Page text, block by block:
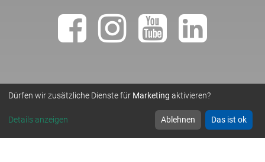
Dürfen wir zusätzliche Dienste für Marketing aktivieren?
Details anzeigen Ablehnen Das ist ok